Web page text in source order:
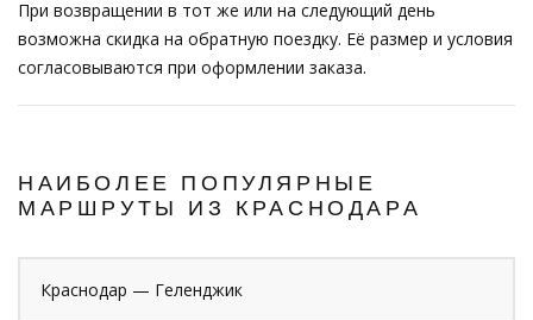
При возвращении в тот же или на следующий день
возможна скидка на обратную поездку. Её размер и условия
согласовываются при оформлении заказа.
НАИБОЛЕЕ ПОПУЛЯРНЫЕ
МАРШРУТЫ ИЗ КРАСНОДАРА
Краснодар — Геленджик